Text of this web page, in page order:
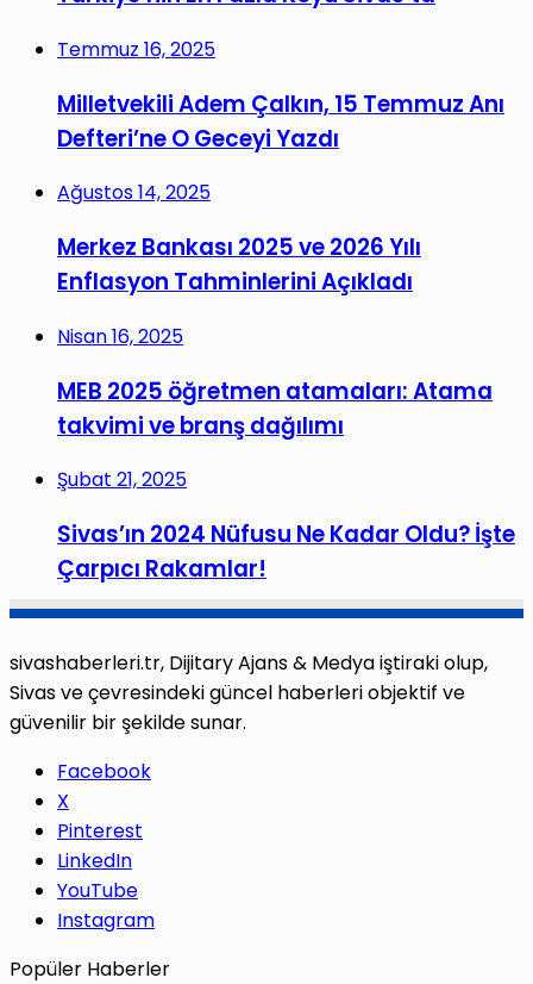
Temmuz 16, 2025
Milletvekili Adem Çalkın, 15 Temmuz Anı
Defteri’ne O Geceyi Yazdı
Ağustos 14, 2025
Merkez Bankası 2025 ve 2026 Yılı
Enflasyon Tahminlerini Açıkladı
Nisan 16, 2025
MEB 2025 öğretmen atamaları: Atama
takvimi ve branş dağılımı
Şubat 21, 2025
Sivas’ın 2024 Nüfusu Ne Kadar Oldu? İşte
Çarpıcı Rakamlar!
sivashaberleri.tr, Dijitary Ajans & Medya iştiraki olup,
Sivas ve çevresindeki güncel haberleri objektif ve
güvenilir bir şekilde sunar.
Facebook
X
Pinterest
LinkedIn
YouTube
Instagram
Popüler Haberler